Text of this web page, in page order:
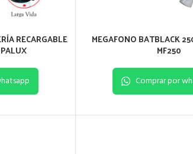
RECARGABLE MEGAFONO BATBLACK
MF250
Comprar por